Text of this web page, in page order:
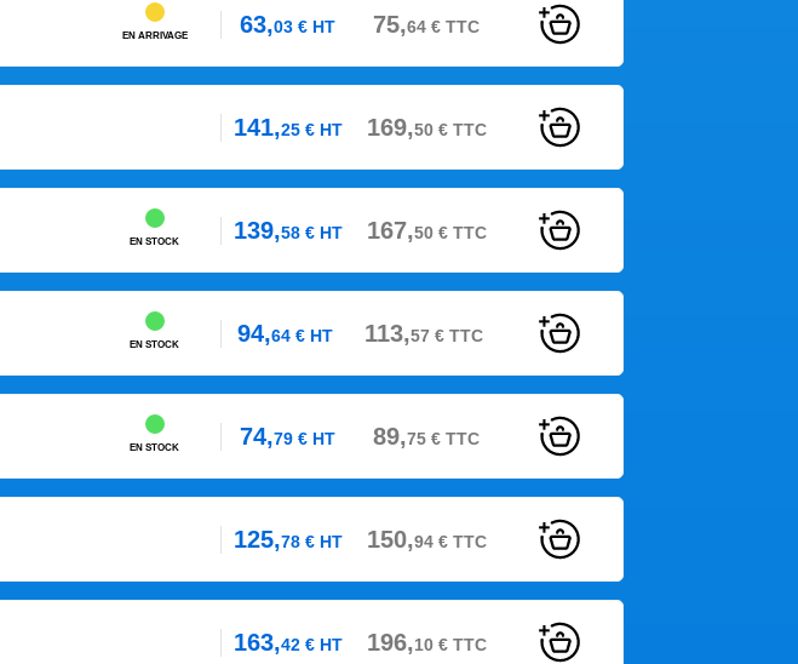
EN ARRIVAGE 63,03 € HT 75,64 € TTC
141,25€HT 169,50€TTC
EN STOCK 139,58€HT 167,50€TTC
EN STOCK 94,64€HT 113,57 €TTC
EN STOCK 74,79 € HT 89,75 € TTC
125,78€HT 150,94€TTC
163,42€HT 196,10€TTC